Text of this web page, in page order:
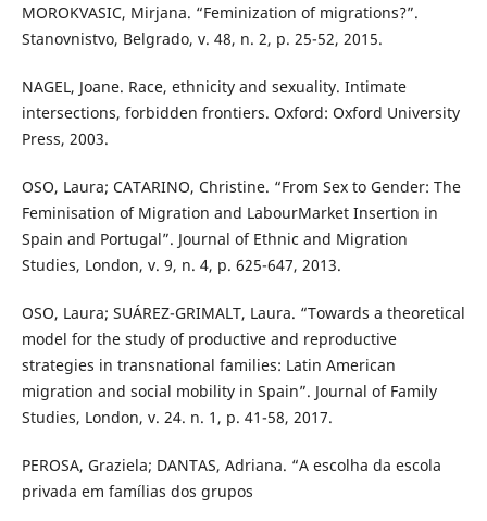
MOROKVASIC, Mirjana. “Feminization of migrations?”.
Stanovnistvo, Belgrado, v. 48, n. 2, p. 25-52, 2015.
NAGEL, Joane. Race, ethnicity and sexuality. Intimate
intersections, forbidden frontiers. Oxford: Oxford University
Press, 2003.
OSO, Laura; CATARINO, Christine. “From Sex to Gender: The
Feminisation of Migration and LabourMarket Insertion in
Spain and Portugal”. Journal of Ethnic and Migration
Studies, London, v. 9, n. 4, p. 625-647, 2013.
OSO, Laura; SUÁREZ-GRIMALT, Laura. “Towards a theoretical
model for the study of productive and reproductive
strategies in transnational families: Latin American
migration and social mobility in Spain”. Journal of Family
Studies, London, v. 24. n. 1, p. 41-58, 2017.
PEROSA, Graziela; DANTAS, Adriana. “A escolha da escola
privada em famílias dos grupos